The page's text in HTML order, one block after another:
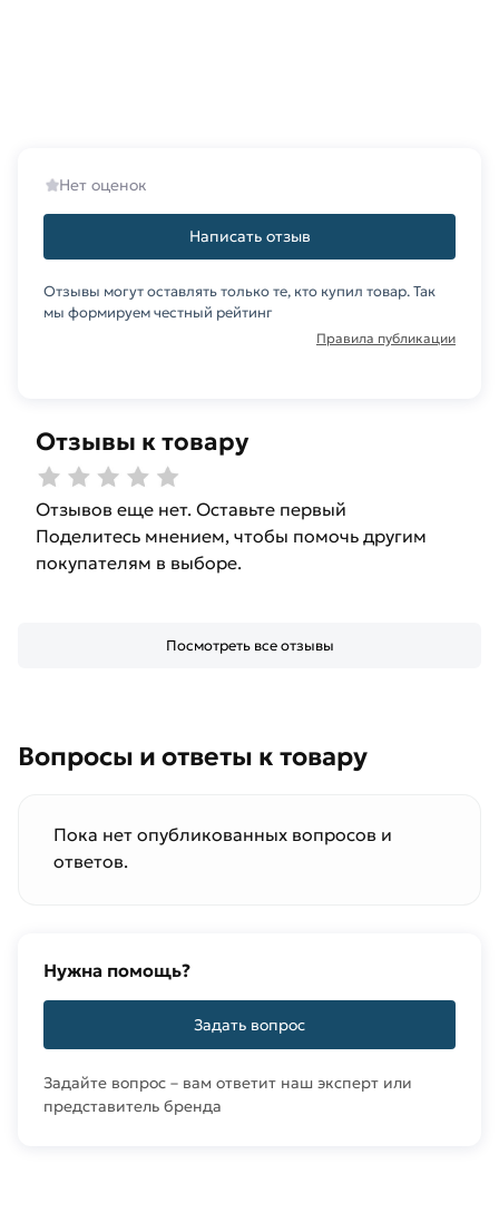
Отзывы к товару
Отзывов еще нет. Оставьте первый
Поделитесь мнением, чтобы помочь другим
покупателям в выборе.
Посмотреть все отзывы
Нет оценок
Написать отзыв
Отзывы могут оставлять только те, кто купил товар. Так
мы формируем честный рейтинг
Правила публикации
Вопросы и ответы к товару
Пока нет опубликованных вопросов и
ответов.
Нужна помощь?
Задать вопрос
Задайте вопрос – вам ответит наш эксперт или
представитель бренда